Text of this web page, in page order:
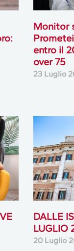
Monitor
entro il
over 75
23 Luglio
DALLE
LUGLIO
20 Luglio